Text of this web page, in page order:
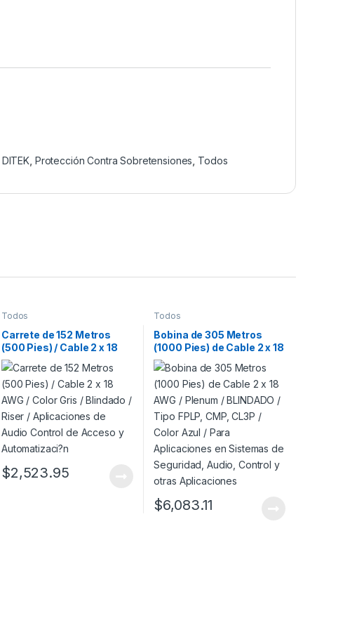
DITEK Protección Contra Sobretensiones Todos
Todos
Carrete de 152 Metros
(500 Pies) / Cable 2 x 18
AWG / Color Gris /
Blindado / Riser /
Aplicaciones de Audio
Control de Acceso y
Automatizaci?n
$2,523.95
Todos
Bobina de 305 Metros
(1000 Pies) de Cable 2 x 18
AWG / Plenum / BLINDADO
/ Tipo FPLP, CMP, CL3P /
Color Azul / Para
Aplicaciones en Sistemas
de Seguridad, Audio,
Control y otras
Aplicaciones
$6,083.11